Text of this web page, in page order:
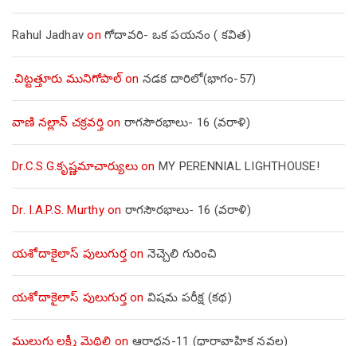
Rahul Jadhav on గోదావరి- ఒక పయనం ( కవిత)
.చిట్టత్తూరు మునిగోపాల్on నడక దారిలో(భాగం-57)
వాణి నల్లాన్ చక్రవర్తిon రాగసౌరభాలు- 16 (వరాళి)
Dr.C.S.G.కృష్ణమాచార్యులుon MY PERENNIAL LIGHTHOUSE!
Dr. I.A.P.S. Murthyon రాగసౌరభాలు- 16 (వరాళి)
యశోదాకైలాస్ పులుగుర్తon నెచ్చెలి గురించి
యశోదాకైలాస్ పులుగుర్తon విషమ పరీక్ష (క‌థ‌)
ములుగు లక్ష్మీ మైథిలి on ఆరాధన-11 (ధారావాహిక నవల)